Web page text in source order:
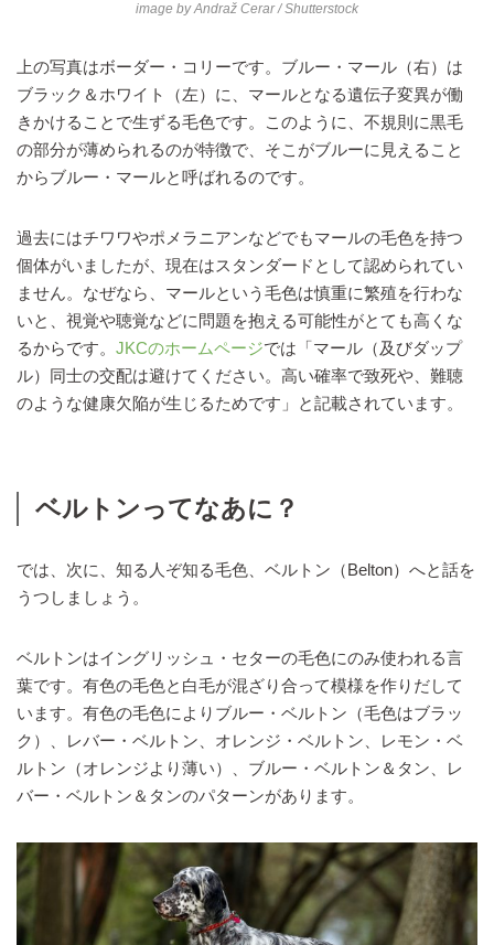
image byAndraž Cerar/ Shutterstock
上の写真はボーダー・コリーです。ブルー・マール（右）は
ブラック＆ホワイト（左）に、マールとなる遺伝子変異が働
きかけることで生ずる毛色です。このように、不規則に黒毛
の部分が薄められるのが特徴で、そこがブルーに見えること
からブルー・マールと呼ばれるのです。
過去にはチワワやポメラニアンなどでもマールの毛色を持つ
個体がいましたが、現在はスタンダードとして認められてい
ません。なぜなら、マールという毛色は慎重に繁殖を行わな
いと、視覚や聴覚などに問題を抱える可能性がとても高くな
るからです。 JKCのホームページでは「マール（及びダップ
ル）同士の交配は避けてください。高い確率で致死や、難聴
のような健康欠陥が生じるためです」と記載されています。
ベルトンってなあに？
では、次に、知る人ぞ知る毛色、ベルトン（Belton）へと話を
うつしましょう。
ベルトンはイングリッシュ・セターの毛色にのみ使われる言
葉です。有色の毛色と白毛が混ざり合って模様を作りだして
います。有色の毛色によりブルー・ベルトン（毛色はブラッ
ク）、レバー・ベルトン、オレンジ・ベルトン、レモン・ベ
ルトン（オレンジより薄い）、ブルー・ベルトン＆タン、レ
バー・ベルトン＆タンのパターンがあります。